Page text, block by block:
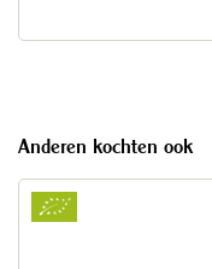
Anderen kochten ook